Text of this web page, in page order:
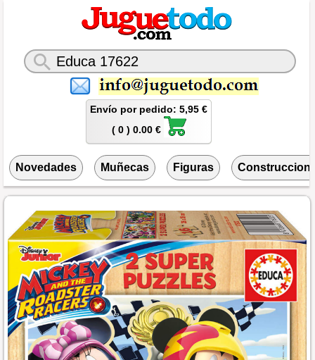
Envío por pedido: 5,95 €
( 0 ) 0.00 €
Novedades Muñecas Figuras